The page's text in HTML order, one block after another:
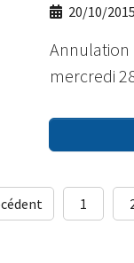
20/10/2015
Annulation
mercredi
1